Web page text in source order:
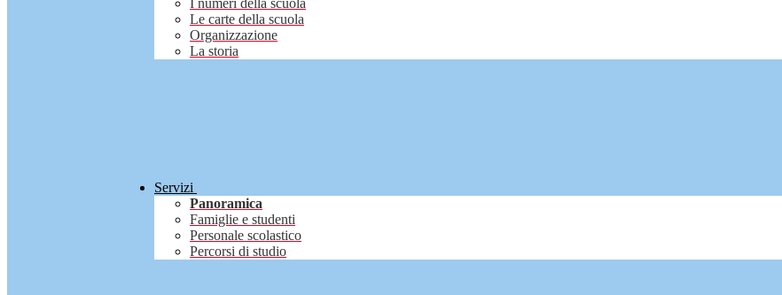
I numeri della scuola
Le carte della scuola
Organizzazione
La storia
Servizi
Panoramica
Famiglie e studenti
Personale scolastico
Percorsi di studio